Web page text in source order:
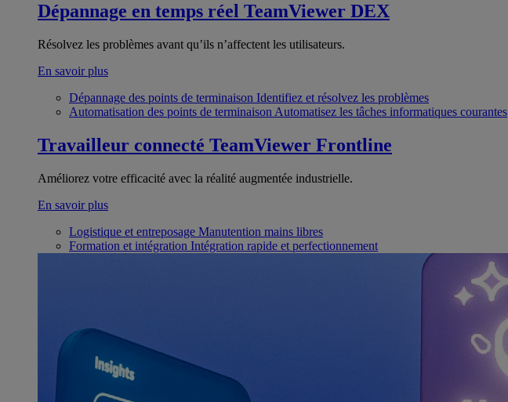
Dépannage en temps réel TeamViewer DEX
Résolvez les problèmes avant qu’ils n’affectent les utilisateurs.
En savoir plus
Dépannage des points de terminaison Identifiez et résolvez les problèmes
Automatisation des points de terminaison Automatisez les tâches informatiques courantes
Travailleur connecté TeamViewer Frontline
Améliorez votre efficacité avec la réalité augmentée industrielle.
En savoir plus
Logistique et entreposage Manutention mains libres
Formation et intégration Intégration rapide et perfectionnement